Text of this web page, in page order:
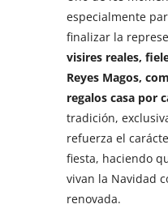
especialmente
finalizar la
visires reales,
Reyes Magos,
regalos casa por
tradición,
refuerza el
fiesta, haciendo
vivan la Navidad
renovada.